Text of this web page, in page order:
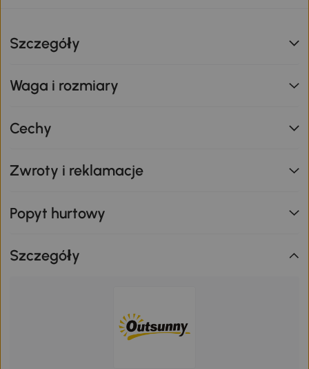
Szczegóły
Waga i rozmiary
Cechy
Zwroty i reklamacje
Popyt hurtowy
Szczegóły